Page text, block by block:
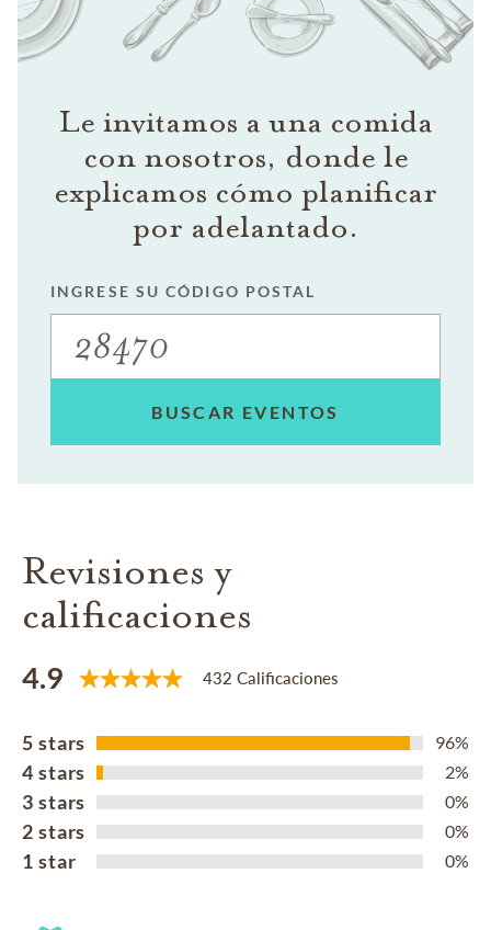
Le invitamos a una comida
con nosotros, donde le
explicamos cómo planificar
por adelantado.
INGRESE SU CÓDIGO POSTAL
BUSCAR EVENTOS
Revisiones y
calificaciones
4.9 432 Calificaciones
5 stars 96%
4 stars 2%
3 stars 0%
2 stars 0%
1 star 0%